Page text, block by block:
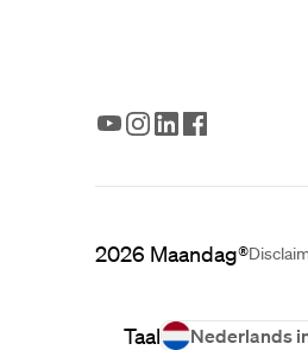
Taal Nederlands
2026 Maandag®